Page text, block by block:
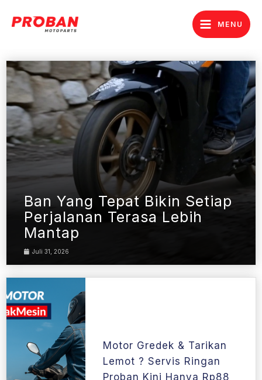
MENU
Ban Yang Tepat Bikin Setiap
Perjalanan Terasa Lebih
Mantap
Juli 31, 2026
Motor Gredek & Tarikan
Lemot ? Servis Ringan
Proban Kini Hanya Rp88